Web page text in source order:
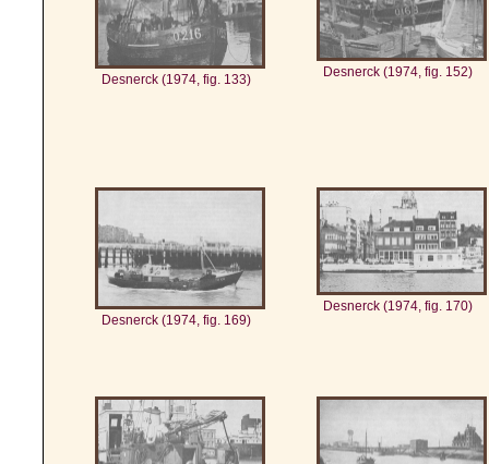
Desnerck (1974, fig. 133) Desnerck (1974, fig. 152)
Desnerck (1974, fig. 169)
Desnerck (1974, fig. 170)